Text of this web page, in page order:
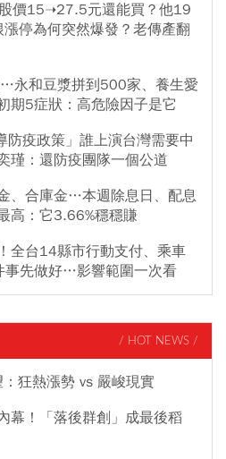
價15➝27.5元還能買？他19
停為何突然爆發？老傳產翻
永和豆漿拼到500家、養生愛
期5症狀：高危險因子是它
防疫政策」誰上演台灣需要中
瑾：還防疫團隊一個公道
、合庫金…本週除息日、配息
高：它3.66%穩穩賺
全台14縣市行動支付、乘車
事先做好…影響範圍一次看
/ HOT NEWS /
狂熱漲勢 vs 嚴峻現實
幕！「落後群創」成最後稻